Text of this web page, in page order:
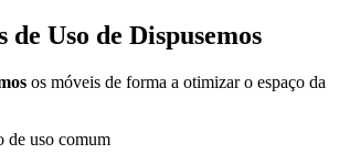
de Uso de Dispusemos
os móveis de forma a otimizar o espaço da
de uso comum